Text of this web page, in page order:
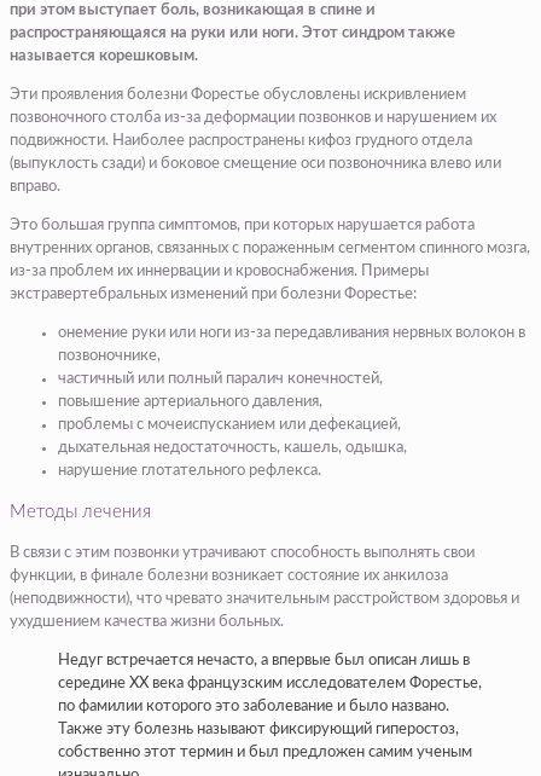
при этом выступает боль, возникающая в спине и
распространяющаяся на руки или ноги. Этот синдром также
называется корешковым.
Эти проявления болезни Форестье обусловлены искривлением
позвоночного столба из-за деформации позвонков и нарушением их
подвижности. Наиболее распространены кифоз грудного отдела
(выпуклость сзади) и боковое смещение оси позвоночника влево или
вправо.
Это большая группа симптомов, при которых нарушается работа
внутренних органов, связанных с пораженным сегментом спинного мозга,
из-за проблем их иннервации и кровоснабжения. Примеры
экстравертебральных изменений при болезни Форестье:
онемение руки или ноги из-за передавливания нервных волокон в
позвоночнике,
частичный или полный паралич конечностей,
повышение артериального давления,
проблемы с мочеиспусканием или дефекацией,
дыхательная недостаточность, кашель, одышка,
нарушение глотательного рефлекса.
Методы лечения
В связи с этим позвонки утрачивают способность выполнять свои
функции, в финале болезни возникает состояние их анкилоза
(неподвижности), что чревато значительным расстройством здоровья и
ухудшением качества жизни больных.
Недуг встречается нечасто, а впервые был описан лишь в
середине XX века французским исследователем Форестье,
по фамилии которого это заболевание и было названо.
Также эту болезнь называют фиксирующий гиперостоз,
собственно этот термин и был предложен самим ученым